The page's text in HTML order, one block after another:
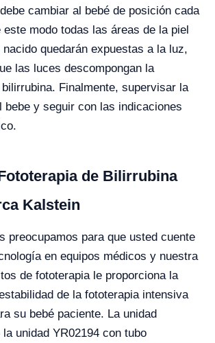
cambiar al bebé de posición cada
este modo todas las áreas de la piel
quedarán expuestas a la luz,
las luces descompongan la
Finalmente, supervisar la
bebe y seguir con las indicaciones
de Bilirrubina
Kalstein
preocupamos para que usted cuente
en equipos médicos y nuestra
de fototerapia le proporciona la
de la fototerapia intensiva
su bebé paciente. La unidad
unidad YR02194 con tubo